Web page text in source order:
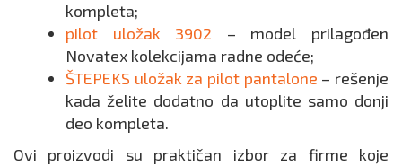
kompleta;
pilot uložak 3902 – model prilagođen
Novatex kolekcijama radne odeće;
ŠTEPEKS uložak za pilot pantalone – rešenje
kada želite dodatno da utoplite samo donji
deo kompleta.
Ovi proizvodi su praktičan izbor za firme koje